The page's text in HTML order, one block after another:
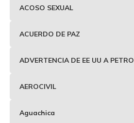
ACOSO SEXUAL
ACUERDO DE PAZ
ADVERTENCIA DE EE UU A PETRO
AEROCIVIL
Aguachica